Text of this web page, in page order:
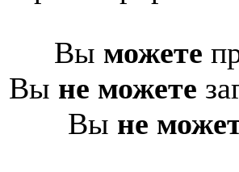
Вы можете
Вы не можете
Вы не